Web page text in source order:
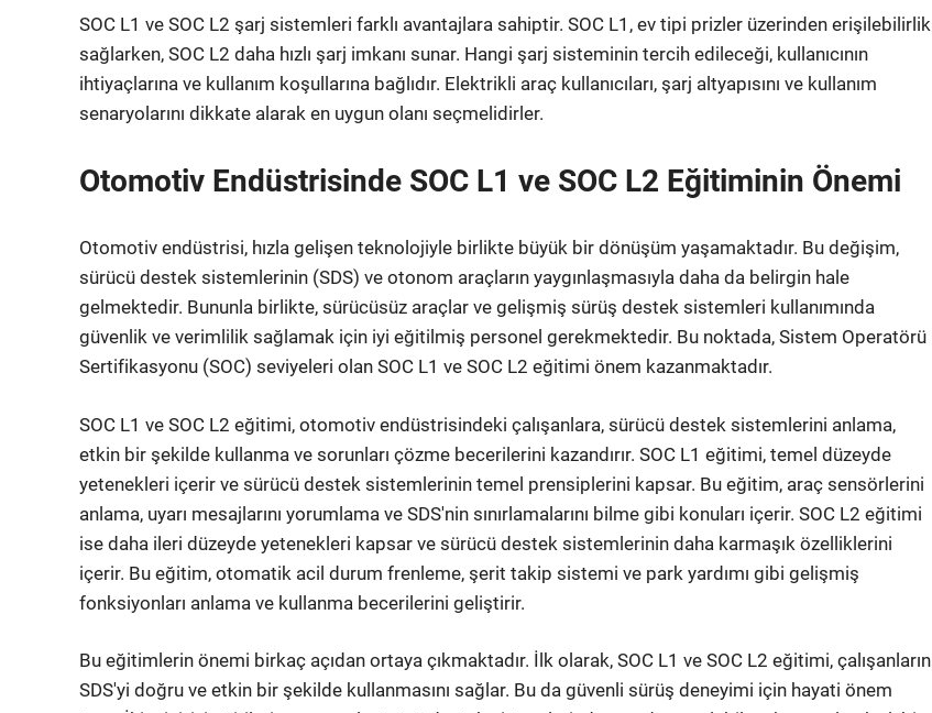
SOC L1 ve SOC L2 şarj sistemleri farklı avantajlara sahiptir. SOC L1, ev tipi prizler üzerinden erişilebilirlik
sağlarken, SOC L2 daha hızlı şarj imkanı sunar. Hangi şarj sisteminin tercih edileceği, kullanıcının
ihtiyaçlarına ve kullanım koşullarına bağlıdır. Elektrikli araç kullanıcıları, şarj altyapısını ve kullanım
senaryolarını dikkate alarak en uygun olanı seçmelidirler.
Otomotiv Endüstrisinde SOC L1 ve SOC L2 Eğitiminin Önemi
Otomotiv endüstrisi, hızla gelişen teknolojiyle birlikte büyük bir dönüşüm yaşamaktadır. Bu değişim,
sürücü destek sistemlerinin (SDS) ve otonom araçların yaygınlaşmasıyla daha da belirgin hale
gelmektedir. Bununla birlikte, sürücüsüz araçlar ve gelişmiş sürüş destek sistemleri kullanımında
güvenlik ve verimlilik sağlamak için iyi eğitilmiş personel gerekmektedir. Bu noktada, Sistem Operatörü
Sertifikasyonu (SOC) seviyeleri olan SOC L1 ve SOC L2 eğitimi önem kazanmaktadır.
SOC L1 ve SOC L2 eğitimi, otomotiv endüstrisindeki çalışanlara, sürücü destek sistemlerini anlama,
etkin bir şekilde kullanma ve sorunları çözme becerilerini kazandırır. SOC L1 eğitimi, temel düzeyde
yetenekleri içerir ve sürücü destek sistemlerinin temel prensiplerini kapsar. Bu eğitim, araç sensörlerini
anlama, uyarı mesajlarını yorumlama ve SDS'nin sınırlamalarını bilme gibi konuları içerir. SOC L2 eğitimi
ise daha ileri düzeyde yetenekleri kapsar ve sürücü destek sistemlerinin daha karmaşık özelliklerini
içerir. Bu eğitim, otomatik acil durum frenleme, şerit takip sistemi ve park yardımı gibi gelişmiş
fonksiyonları anlama ve kullanma becerilerini geliştirir.
Bu eğitimlerin önemi birkaç açıdan ortaya çıkmaktadır. İlk olarak, SOC L1 ve SOC L2 eğitimi, çalışanların
SDS'yi doğru ve etkin bir şekilde kullanmasını sağlar. Bu da güvenli sürüş deneyimi için hayati önem